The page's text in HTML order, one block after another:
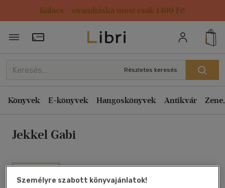
Kulacs / strandtáska most csak 1499 Ft!
Törzsvásárlói Kártya adatai
Részletes keresés
Könyvek E-könyvek Hangoskönyvek Antikvár
Jekkel Gabi
Rendezés
Kiadás éve szerint csökkenő
Ár szerint csökkenő
Eladott darabszám szerint csökkenő
Cím szerint A-Z
Szerző szerint A-Z
Személyre szabott könyvajánlatok!